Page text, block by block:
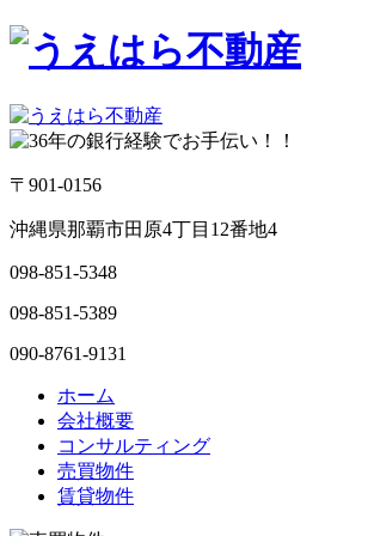
〒901-0156
沖縄県那覇市田原4丁目12番地4
098-851-5348
098-851-5389
090-8761-9131
ホーム
会社概要
コンサルティング
売買物件
賃貸物件